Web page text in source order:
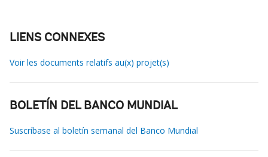
LIENS CONNEXES
Voir les documents relatifs au(x) projet(s)
BOLETÍN DEL BANCO MUNDIAL
Suscríbase al boletín semanal del Banco Mundial